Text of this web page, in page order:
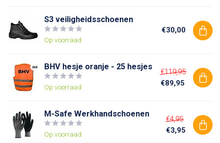
S3 veiligheidsschoenen
Op voorraad
€30,00
BHV hesje oranje - 25 hesjes
Op voorraad
€119,95
€89,95
M-Safe Werkhandschoenen
Op voorraad
€4,95
€3,95